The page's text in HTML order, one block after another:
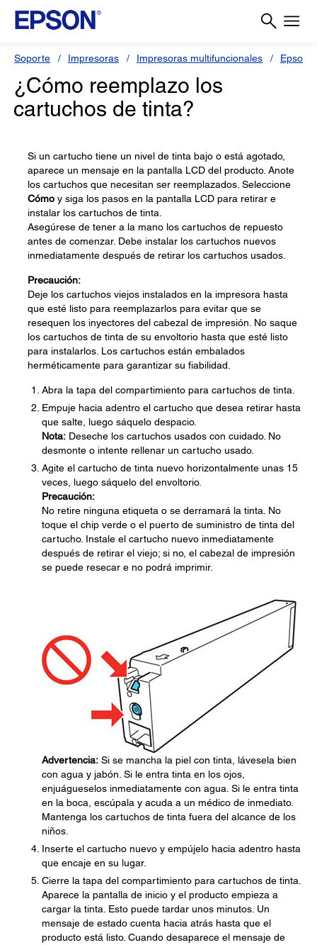
Soporte Impresoras Impresoras multifuncionales Epson
¿Cómo reemplazo los
cartuchos de tinta?
Si un cartucho tiene un nivel de tinta bajo o está agotado,
aparece un mensaje en la pantalla LCD del producto. Anote
los cartuchos que necesitan ser reemplazados. Seleccione
Cómo y siga los pasos en la pantalla LCD para retirar e
instalar los cartuchos de tinta.
Asegúrese de tener a la mano los cartuchos de repuesto
antes de comenzar. Debe instalar los cartuchos nuevos
inmediatamente después de retirar los cartuchos usados.
Precaución:
Deje los cartuchos viejos instalados en la impresora hasta
que esté listo para reemplazarlos para evitar que se
resequen los inyectores del cabezal de impresión. No saque
los cartuchos de tinta de su envoltorio hasta que esté listo
para instalarlos. Los cartuchos están embalados
herméticamente para garantizar su fiabilidad.
Abra la tapa del compartimiento para cartuchos de tinta.
Empuje hacia adentro el cartucho que desea retirar hasta
que salte, luego sáquelo despacio.
Nota: Deseche los cartuchos usados con cuidado. No
desmonte o intente rellenar un cartucho usado.
Agite el cartucho de tinta nuevo horizontalmente unas 15
veces, luego sáquelo del envoltorio.
Precaución:
No retire ninguna etiqueta o se derramará la tinta. No
toque el chip verde o el puerto de suministro de tinta del
cartucho. Instale el cartucho nuevo inmediatamente
después de retirar el viejo; si no, el cabezal de impresión
se puede resecar e no podrá imprimir.
Advertencia: Si se mancha la piel con tinta, lávesela bien
con agua y jabón. Si le entra tinta en los ojos,
enjuágueselos inmediatamente con agua. Si le entra tinta
en la boca, escúpala y acuda a un médico de inmediato.
Mantenga los cartuchos de tinta fuera del alcance de los
niños.
Inserte el cartucho nuevo y empújelo hacia adentro hasta
que encaje en su lugar.
Cierre la tapa del compartimiento para cartuchos de tinta.
Aparece la pantalla de inicio y el producto empieza a
cargar la tinta. Esto puede tardar unos minutos. Un
mensaje de estado cuenta hacia atrás hasta que el
producto está listo. Cuando desaparece el mensaje de